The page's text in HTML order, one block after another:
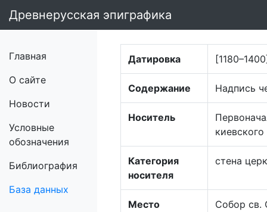
Древнерусская эпиграфика
Главная
О сайте
Новости
Условные
обозначения
Библиография
База данных
Датировка
Содержание Надпись
Носитель
Категория
носителя
стена
Место
Собор св.